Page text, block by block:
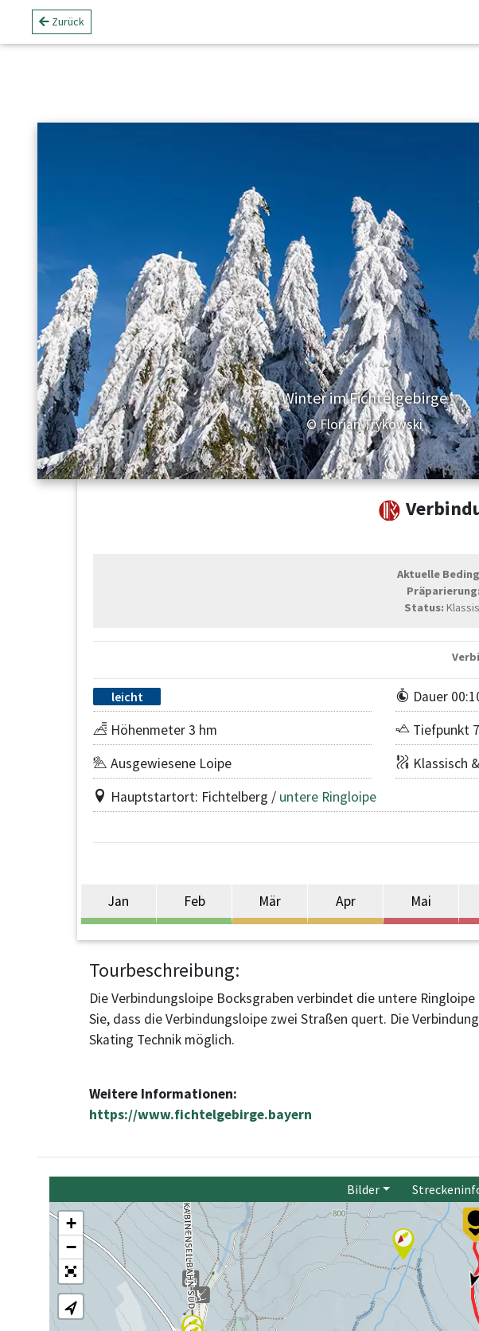
Zurück
Winter im Fichtelgebirge
© Florian Trykowski
Aktuelle
Präparierung:
Status:
leicht Dauer
Höhenmeter 3 hm
Tiefpunkt
Ausgewiesene Loipe
Klassisch
Hauptstartort: Fichtelberg / untere Ringloipe
Jan Feb Mär Apr Mai
Tourbeschreibung:
Die Verbindungsloipe Bocksgraben verbindet die untere
Sie, dass die Verbindungsloipe zwei Straßen quert. Die
Skating Technik möglich.
Weitere Informationen:
https://www.fichtelgebirge.bayern
Bilder
+
−